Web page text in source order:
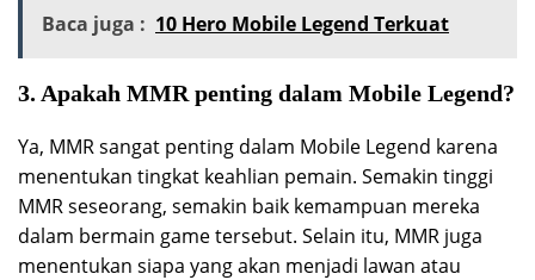
Baca juga : 10 Hero Mobile Legend Terkuat
3. Apakah MMR penting dalam Mobile Legend?
Ya, MMR sangat penting dalam Mobile Legend karena
menentukan tingkat keahlian pemain. Semakin tinggi
MMR seseorang, semakin baik kemampuan mereka
dalam bermain game tersebut. Selain itu, MMR juga
menentukan siapa yang akan menjadi lawan atau